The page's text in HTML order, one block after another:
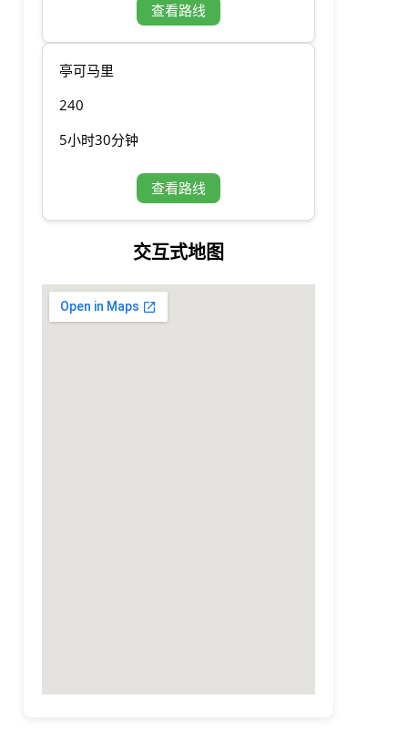
查看路线
亭可马里
240
5小时30分钟
查看路线
交互式地图